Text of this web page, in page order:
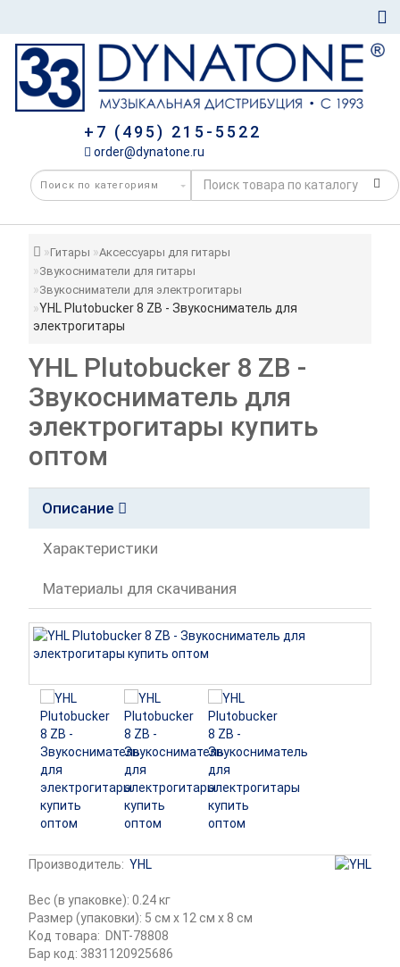
+7 (495) 215-5522
order@dynatone.ru
Гитары
Аксессуары для гитары
Звукосниматели для гитары
Звукосниматели для электрогитары
YHL Plutobucker 8 ZB - Звукосниматель для
электрогитары
YHL Plutobucker 8 ZB -
Звукосниматель для
электрогитары купить
оптом
Описание
Характеристики
Материалы для скачивания
Производитель: YHL
Вес (в упаковке): 0.24 кг
Размер (упаковки): 5 см x 12 см x 8 см
Код товара: DNT-78808
Бар код: 3831120925686